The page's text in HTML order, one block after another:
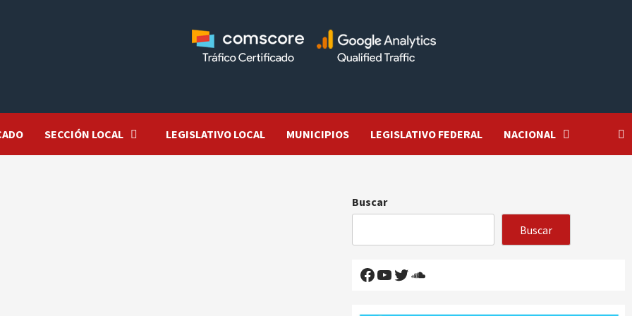
SECCIÓN LOCAL LEGISLATIVO LOCAL MUNICIPIOS LEGISLATIVO FEDERAL NACIONAL
Buscar
Buscar
Facebook
YouTube
Twitter
SoundCloud